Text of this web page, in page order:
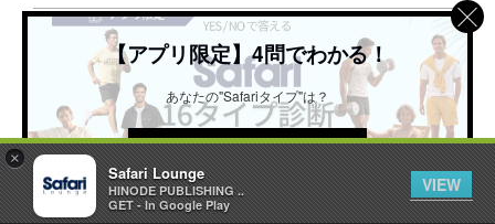
×
Safari Lounge
HINODE PUBLISHING ..
GET - In Google Play
VIEW
アウトドア
ベビー・キッズ
ギフト
【アプリ限定】4問でわかる！
あなたの"Safariタイプ"は？
詳しくはこちら ＞
1 お気に入り記事に追加